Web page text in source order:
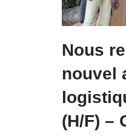
Nous
nouvel
(H/F) –